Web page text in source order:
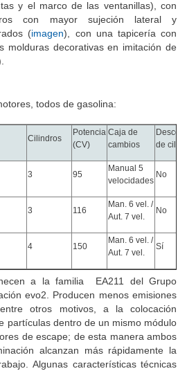
y el marco de las ventanillas), con
con mayor sujeción lateral y
(imagen), con una tapicería con
molduras decorativas en imitación de
todos de gasolina:
Cilindros
Potencia
(CV)
Caja de
cambios
de
3 95
Manual 5
velocidades
No
3 116
Man. 6 vel. /
Aut. 7 vel.
No
4 150
Man. 6 vel. /
Aut. 7 vel.
Sí
a la familia
EA211 del Grupo
evo2. Producen menos emisiones
otros motivos, a la colocación
partículas dentro de un mismo módulo
de escape; de esta manera ambos
alcanzan más rápidamente la
Algunas características técnicas